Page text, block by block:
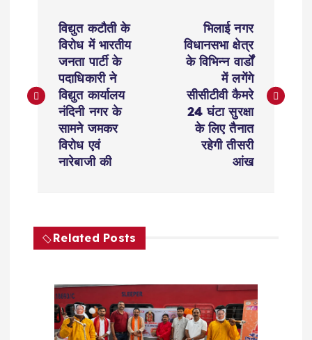
s
v
विद्युत कटौती के
विरोध में भारतीय
जनता पार्टी के
पदाधिकारी ने
विद्युत कार्यालय
नंदिनी नगर के
सामने जमकर
विरोध एवं
नारेबाजी की
भिलाई नगर
विधानसभा क्षेत्र
के विभिन्न वार्डों
में लगेंगे
सीसीटीवी कैमरे
24 घंटा सुरक्षा
के लिए तैनात
रहेगी तीसरी
आंख
Related Posts